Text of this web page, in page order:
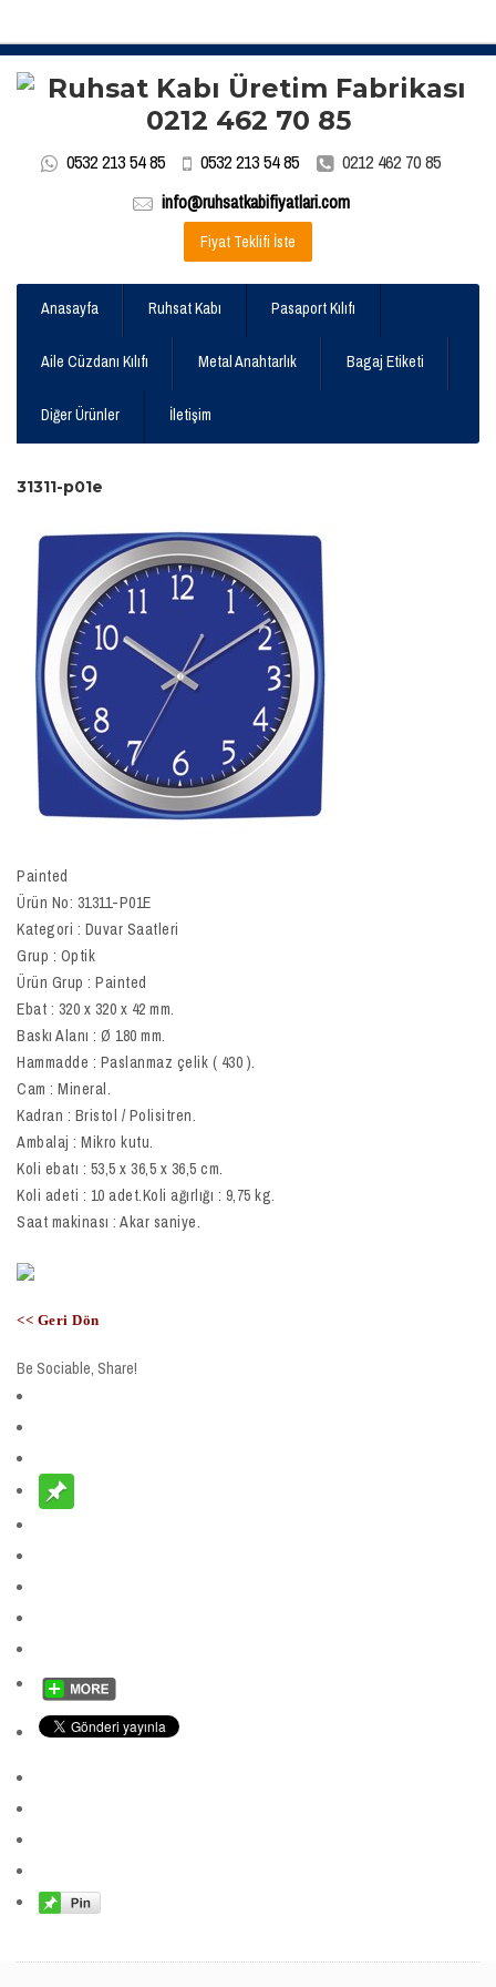
0532 213 54 85 0532 213 54 85
0212 462 70 85
info@ruhsatkabifiyatlari.com
Fiyat Teklifi İste
Anasayfa Ruhsat Kabı Pasaport Kılıfı
Aile Cüzdanı Kılıfı Metal Anahtarlık Bagaj Etiketi
Diğer Ürünler İletişim
31311-p01e
Painted
Ürün No: 31311-P01E
Kategori : Duvar Saatleri
Grup : Optik
Ürün Grup : Painted
Ebat : 320 x 320 x 42 mm.
Baskı Alanı : Ø 180 mm.
Hammadde : Paslanmaz çelik ( 430 ).
Cam : Mineral.
Kadran : Bristol / Polisitren.
Ambalaj : Mikro kutu.
Koli ebatı : 53,5 x 36,5 x 36,5 cm.
Koli adeti : 10 adet.Koli ağırlığı : 9,75 kg.
Saat makinası : Akar saniye.
<< Geri Dön
Be Sociable, Share!